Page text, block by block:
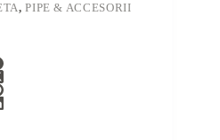
,PIPE & ACCESORII